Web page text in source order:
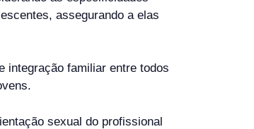
assegurando a elas
integração familiar entre todos
sexual do profissional